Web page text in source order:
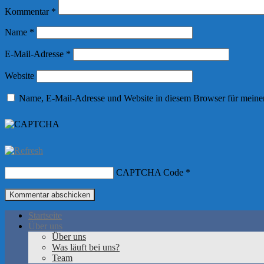
Kommentar *
Name *
E-Mail-Adresse *
Website
Name, E-Mail-Adresse und Website in diesem Browser für
CAPTCHA Code *
Startseite
Über uns
Über uns
Was läuft bei uns?
Team